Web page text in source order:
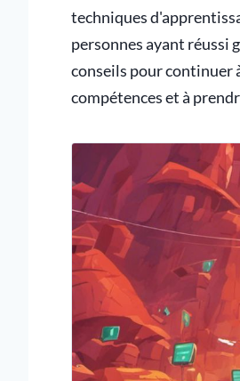
techniques
personnes ayant réussi
conseils pour continuer
compétences et à